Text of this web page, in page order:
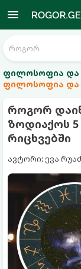
ფილოსოფია
ფილოსოფია
როგორ
ზოდიაქოს 5
რიცხვებში
ავტორი: ევა